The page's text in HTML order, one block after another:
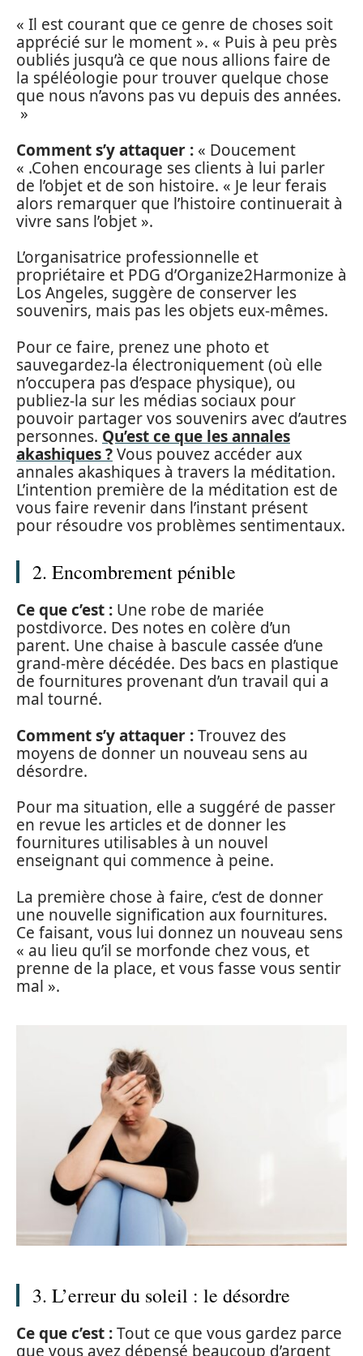
« Il est courant que ce genre de choses soit
apprécié sur le moment ». « Puis à peu près
oubliés jusqu’à ce que nous allions faire de
la spéléologie pour trouver quelque chose
que nous n’avons pas vu depuis des années.
»
Comment s’y attaquer : « Doucement
« .Cohen encourage ses clients à lui parler
de l’objet et de son histoire. « Je leur ferais
alors remarquer que l’histoire continuerait à
vivre sans l’objet ».
L’organisatrice professionnelle et
propriétaire et PDG d’Organize2Harmonize à
Los Angeles, suggère de conserver les
souvenirs, mais pas les objets eux-mêmes.
Pour ce faire, prenez une photo et
sauvegardez-la électroniquement (où elle
n’occupera pas d’espace physique), ou
publiez-la sur les médias sociaux pour
pouvoir partager vos souvenirs avec d’autres
personnes. Qu’est ce que les annales
akashiques ?Vous pouvez accéder aux
annales akashiques à travers la méditation.
L’intention première de la méditation est de
vous faire revenir dans l’instant présent
pour résoudre vos problèmes sentimentaux.
2. Encombrement pénible
Ce que c’est : Une robe de mariée
postdivorce. Des notes en colère d’un
parent. Une chaise à bascule cassée d’une
grand-mère décédée. Des bacs en plastique
de fournitures provenant d’un travail qui a
mal tourné.
Comment s’y attaquer :Trouvez des
moyens de donner un nouveau sens au
désordre.
Pour ma situation, elle a suggéré de passer
en revue les articles et de donner les
fournitures utilisables à un nouvel
enseignant qui commence à peine.
La première chose à faire, c’est de donner
une nouvelle signification aux fournitures.
Ce faisant, vous lui donnez un nouveau sens
« au lieu qu’il se morfonde chez vous, et
prenne de la place, et vous fasse vous sentir
mal ».
3. L’erreur du soleil : le désordre
Ce que c’est :Tout ce que vous gardez parce
que vous avez dépensé beaucoup d’argent